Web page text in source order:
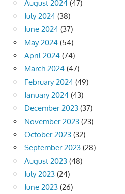
August 2024 (47)
July 2024 (38)
June 2024 (37)
May 2024 (54)
April 2024 (74)
March 2024 (47)
February 2024 (49)
January 2024 (43)
December 2023 (37)
November 2023 (23)
October 2023 (32)
September 2023 (28)
August 2023 (48)
July 2023 (24)
June 2023 (26)